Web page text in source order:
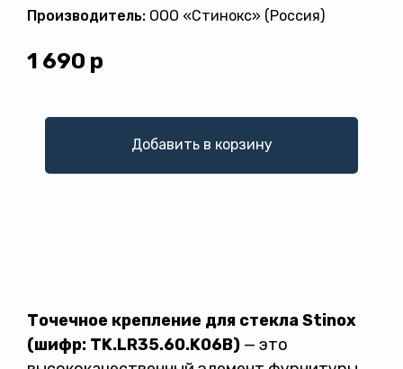
Производитель: ООО «Стинокс» (Россия)
1 690 р
Добавить в корзину
Точечное крепление для стекла Stinox
(шифр: TK.LR35.60.K06B) — это